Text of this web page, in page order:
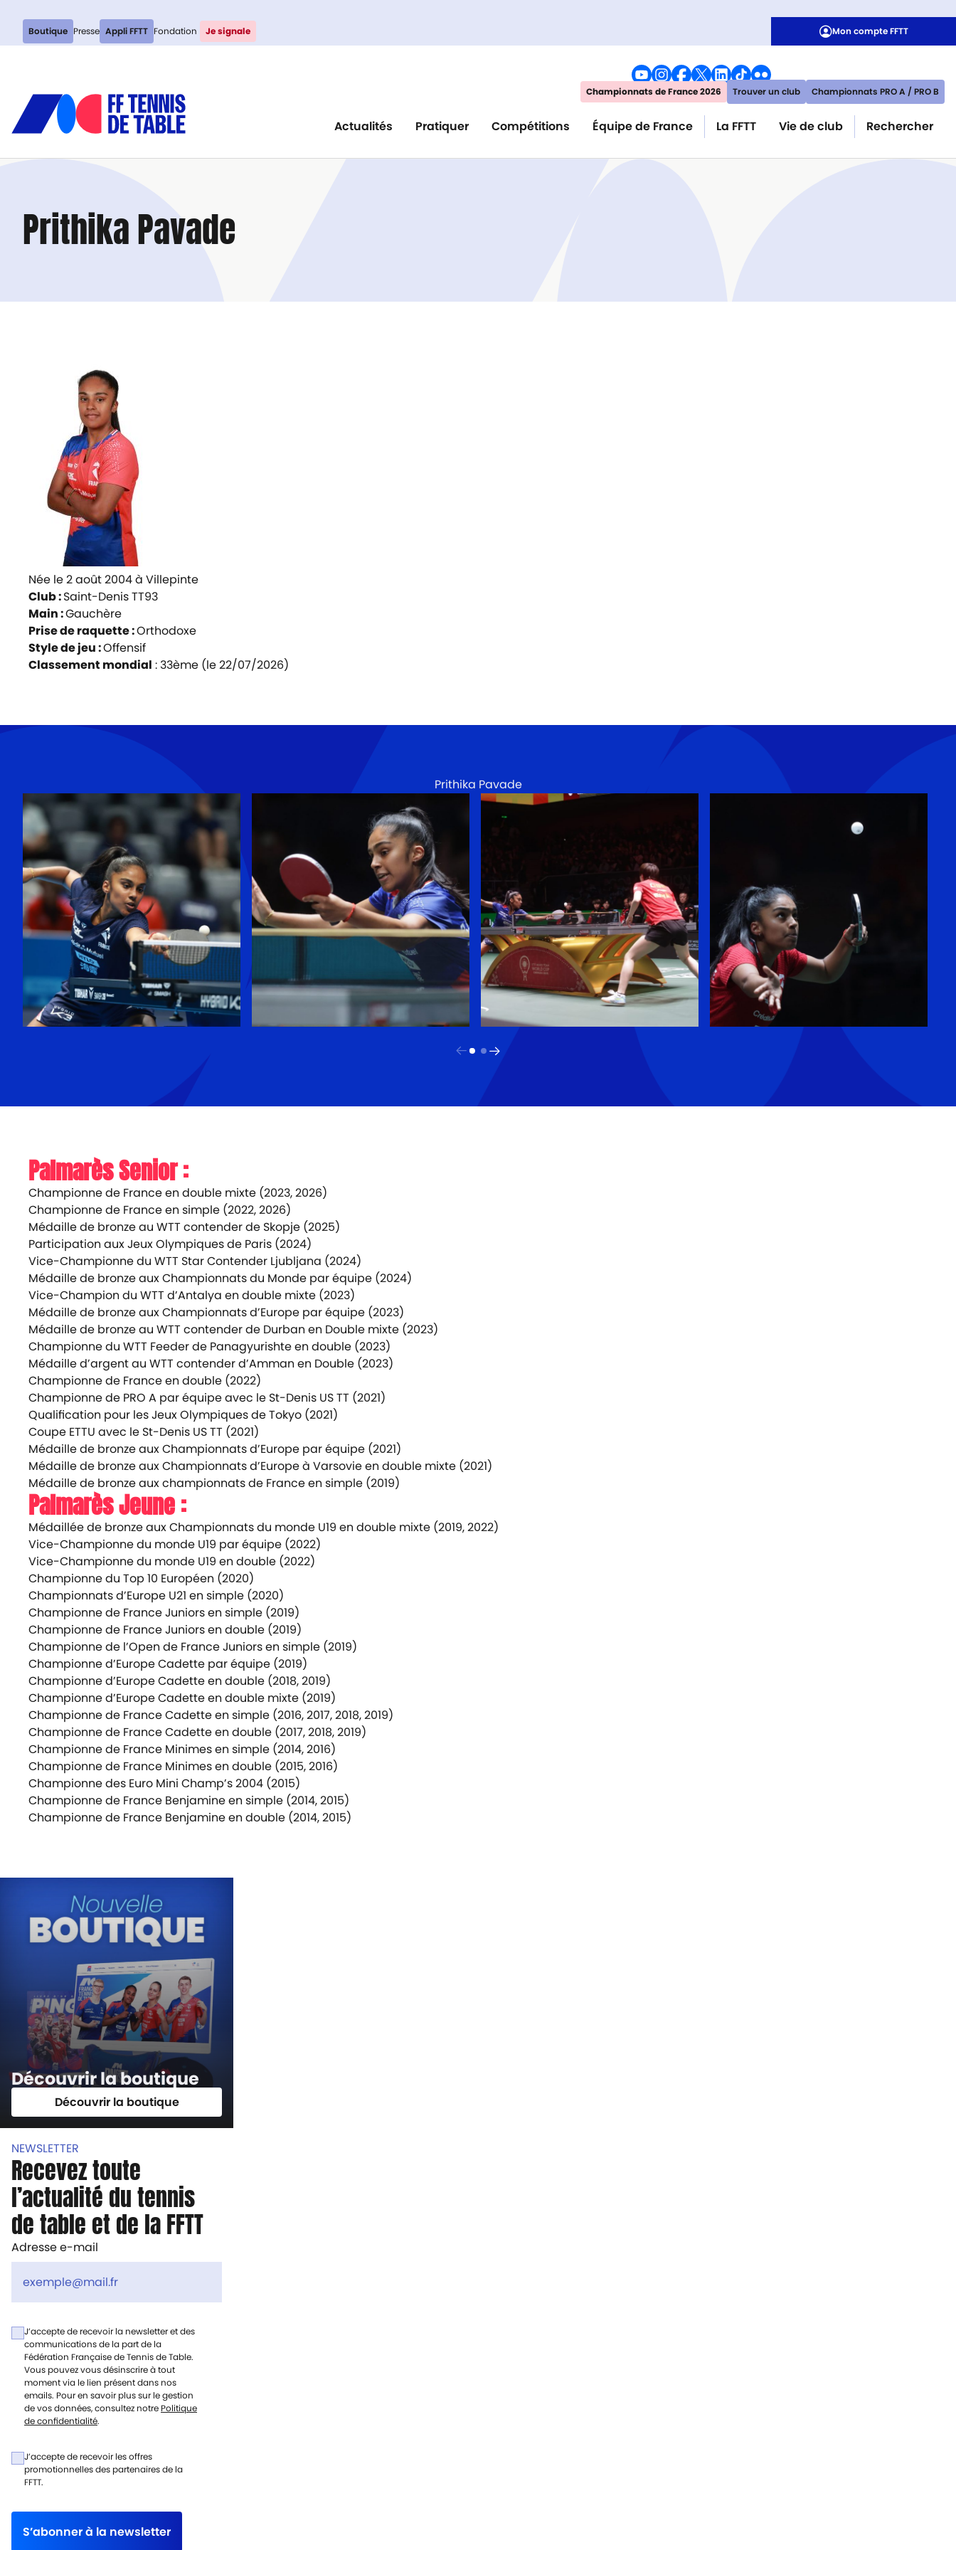
Boutique Presse Appli FFTT Fondation Je signale Mon compte FFTT
Championnats de France 2026 Trouver un club Championnats PRO A / PRO B
Actualités Pratiquer Compétitions Équipe de France La FFTT Vie de club Rechercher
Prithika Pavade
Née le 2 août 2004 à Villepinte
Club :Saint-Denis TT93
Main :Gauchère
Prise de raquette :Orthodoxe
Style de jeu :Offensif
Classement mondial : 33ème (le 22/07/2026)
Prithika Pavade
Palmarès Senior :
Championne de France en double mixte (2023, 2026)
Championne de France en simple (2022, 2026)
Médaille de bronze au WTT contender de Skopje (2025)
Participation aux Jeux Olympiques de Paris (2024)
Vice-Championne du WTT Star Contender Ljubljana (2024)
Médaille de bronze aux Championnats du Monde par équipe (2024)
Vice-Champion du WTT d’Antalya en double mixte (2023)
Médaille de bronze aux Championnats d’Europe par équipe (2023)
Médaille de bronze au WTT contender de Durban en Double mixte (2023)
Championne du WTT Feeder de Panagyurishte en double (2023)
Médaille d’argent au WTT contender d’Amman en Double (2023)
Championne de France en double (2022)
Championne de PRO A par équipe avec le St-Denis US TT (2021)
Qualification pour les Jeux Olympiques de Tokyo (2021)
Coupe ETTU avec le St-Denis US TT (2021)
Médaille de bronze aux Championnats d’Europe par équipe (2021)
Médaille de bronze aux Championnats d’Europe à Varsovie en double mixte (2021)
Médaille de bronze aux championnats de France en simple (2019)
Palmarès Jeune :
Médaillée de bronze aux Championnats du monde U19 en double mixte (2019, 2022)
Vice-Championne du monde U19 par équipe (2022)
Vice-Championne du monde U19 en double (2022)
Championne du Top 10 Européen (2020)
Championnats d’Europe U21 en simple (2020)
Championne de France Juniors en simple (2019)
Championne de France Juniors en double (2019)
Championne de l’Open de France Juniors en simple (2019)
Championne d’Europe Cadette par équipe (2019)
Championne d’Europe Cadette en double (2018, 2019)
Championne d’Europe Cadette en double mixte (2019)
Championne de France Cadette en simple (2016, 2017, 2018, 2019)
Championne de France Cadette en double (2017, 2018, 2019)
Championne de France Minimes en simple (2014, 2016)
Championne de France Minimes en double (2015, 2016)
Championne des Euro Mini Champ’s 2004 (2015)
Championne de France Benjamine en simple (2014, 2015)
Championne de France Benjamine en double (2014, 2015)
Découvrir la boutique
Découvrir la boutique
NEWSLETTER
Recevez toute
l’actualité du tennis
de table et de la FFTT
Adresse e-mail
J’accepte de recevoir la newsletter et des
communications de la part de la
Fédération Française de Tennis de Table.
Vous pouvez vous désinscrire à tout
moment via le lien présent dans nos
emails. Pour en savoir plus sur le gestion
de vos données, consultez notre Politique
de confidentialité.
J’accepte de recevoir les offres
promotionnelles des partenaires de la
FFTT.
S’abonner à la newsletter